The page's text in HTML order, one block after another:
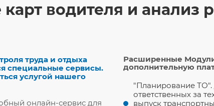
водителя и анализ
труда и отдыха
специальные сервисы.
услугой нашего
онлайн-сервис для
Расширенные Модули
дополнительную
"Планирование
ответственных за
выпуск